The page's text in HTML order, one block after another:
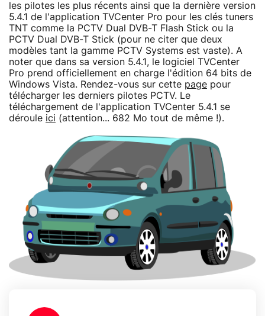
les pilotes les plus récents ainsi que la dernière version
5.4.1 de l'application TVCenter Pro pour les clés tuners
TNT comme la PCTV Dual DVB-T Flash Stick ou la
PCTV Dual DVB-T Stick (pour ne citer que deux
modèles tant la gamme PCTV Systems est vaste). A
noter que dans sa version 5.4.1, le logiciel TVCenter
Pro prend officiellement en charge l'édition 64 bits de
Windows Vista. Rendez-vous sur cette page pour
télécharger les derniers pilotes PCTV. Le
téléchargement de l'application TVCenter 5.4.1 se
déroule ici (attention... 682 Mo tout de même !).